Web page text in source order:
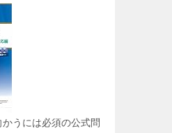
うには必須の公式問